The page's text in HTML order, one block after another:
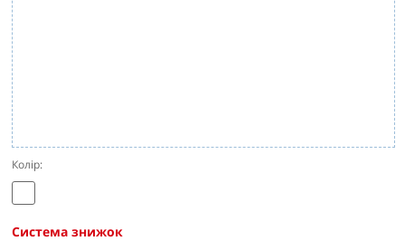
Колір:
Система знижок